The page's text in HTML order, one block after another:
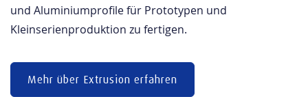
und Aluminiumprofile für Prototypen und
Kleinserienproduktion zu fertigen.
Mehr über Extrusion erfahren